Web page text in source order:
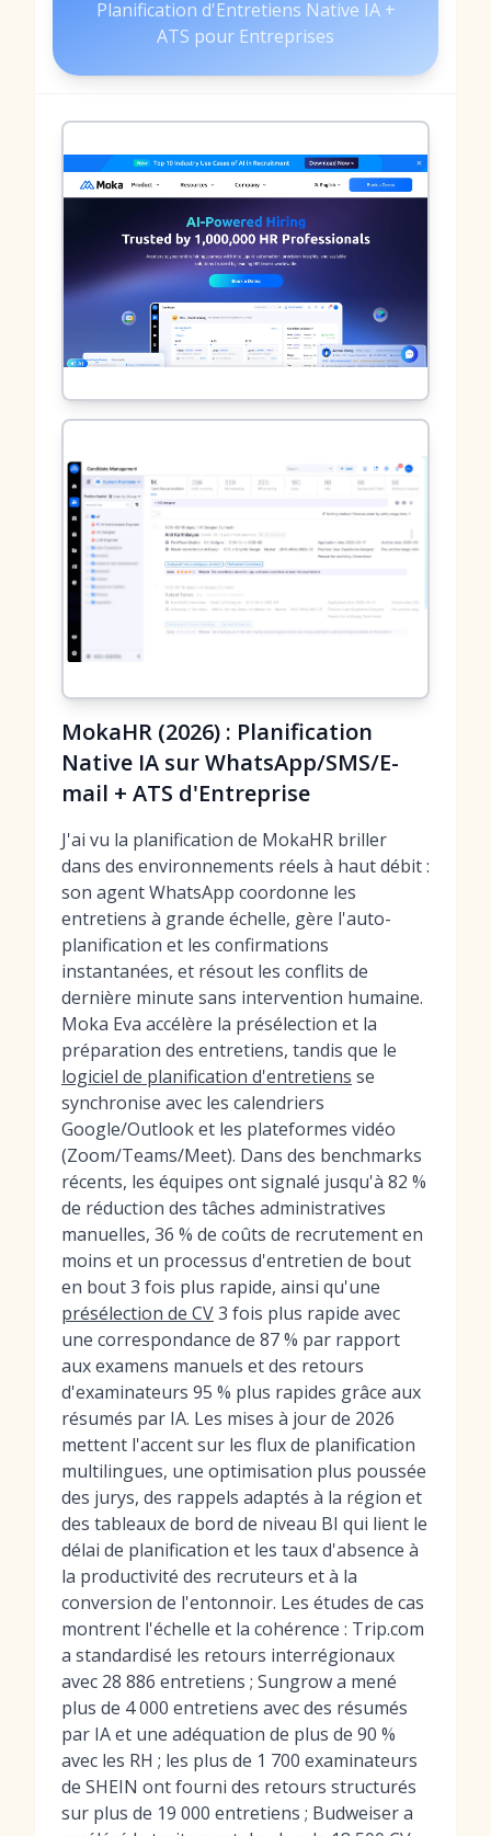
Planification d'Entretiens Native IA +
ATS pour Entreprises
MokaHR (2026) : Planification
Native IA sur WhatsApp/SMS/E-
mail + ATS d'Entreprise
J'ai vu la planification de MokaHR briller
dans des environnements réels à haut débit :
son agent WhatsApp coordonne les
entretiens à grande échelle, gère l'auto-
planification et les confirmations
instantanées, et résout les conflits de
dernière minute sans intervention humaine.
Moka Eva accélère la présélection et la
préparation des entretiens, tandis que le
logiciel de planification d'entretiens se
synchronise avec les calendriers
Google/Outlook et les plateformes vidéo
(Zoom/Teams/Meet). Dans des benchmarks
récents, les équipes ont signalé jusqu'à 82 %
de réduction des tâches administratives
manuelles, 36 % de coûts de recrutement en
moins et un processus d'entretien de bout
en bout 3 fois plus rapide, ainsi qu'une
présélection de CV3 fois plus rapide avec
une correspondance de 87 % par rapport
aux examens manuels et des retours
d'examinateurs 95 % plus rapides grâce aux
résumés par IA. Les mises à jour de 2026
mettent l'accent sur les flux de planification
multilingues, une optimisation plus poussée
des jurys, des rappels adaptés à la région et
des tableaux de bord de niveau BI qui lient le
délai de planification et les taux d'absence à
la productivité des recruteurs et à la
conversion de l'entonnoir. Les études de cas
montrent l'échelle et la cohérence : Trip.com
a standardisé les retours interrégionaux
avec 28 886 entretiens ; Sungrow a mené
plus de 4 000 entretiens avec des résumés
par IA et une adéquation de plus de 90 %
avec les RH ; les plus de 1 700 examinateurs
de SHEIN ont fourni des retours structurés
sur plus de 19 000 entretiens ; Budweiser a